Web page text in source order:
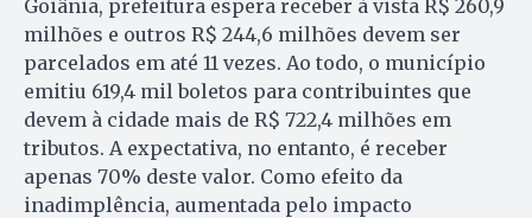
Goiânia, prefeitura espera receber à vista R$ 260,9
milhões e outros R$ 244,6 milhões devem ser
parcelados em até 11 vezes. Ao todo, o município
emitiu 619,4 mil boletos para contribuintes que
devem à cidade mais de R$ 722,4 milhões em
tributos. A expectativa, no entanto, é receber
apenas 70% deste valor. Como efeito da
inadimplência, aumentada pelo impacto